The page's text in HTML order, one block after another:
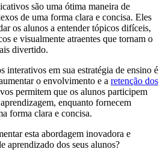
são uma ótima maneira de
de uma forma clara e concisa. Eles
os alunos a entender tópicos difíceis,
e visualmente atraentes que tornam o
divertido.
interativos em sua estratégia de ensino é
o envolvimento e a retenção dos
permitem que os alunos participem
enquanto fornecem
forma clara e concisa.
esta abordagem inovadora e
aprendizado dos seus alunos?